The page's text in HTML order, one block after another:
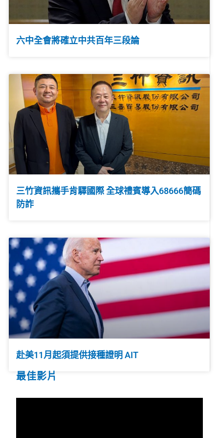
六中全會將確立中共百年三段論
三竹資訊攜手肯驛國際 全球禮賓導入68666簡碼
防詐
赴美11月起須提供接種證明 AIT
最佳影片